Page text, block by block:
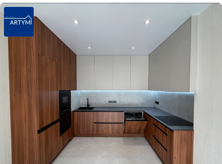
транспорту, супермаркет, ТРЦ, ринок, магазини 💰 Ціна: 155 000 $
Запрошую на огляд! 📞 [телефон приховано] Сергій · АН «Golden City»